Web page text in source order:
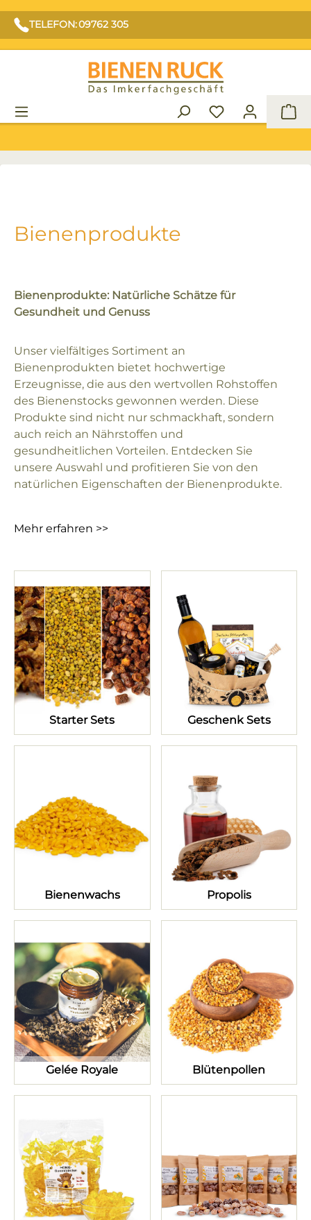
TELEFON: 09762 305
Bienenprodukte
Bienenprodukte: Natürliche Schätze für
Gesundheit und Genuss
Unser vielfältiges Sortiment an
Bienenprodukten bietet hochwertige
Erzeugnisse, die aus den wertvollen Rohstoffen
des Bienenstocks gewonnen werden. Diese
Produkte sind nicht nur schmackhaft, sondern
auch reich an Nährstoffen und
gesundheitlichen Vorteilen. Entdecken Sie
unsere Auswahl und profitieren Sie von den
natürlichen Eigenschaften der Bienenprodukte.
Mehr erfahren >>
Starter Sets Geschenk Sets
Bienenwachs Propolis
Gelée Royale Blütenpollen